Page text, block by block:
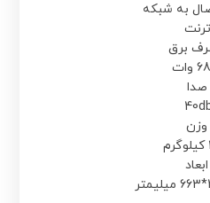
به شبکه
برق
صدا
وزن
ابعاد